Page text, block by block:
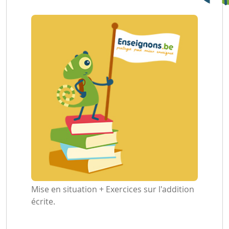
Mise en situation + Exercices sur l'addition
écrite.